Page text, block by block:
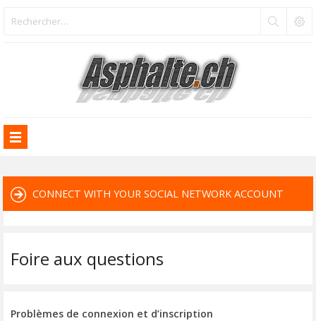
CONNECT WITH YOUR SOCIAL NETWORK ACCOUNT
Foire aux questions
Problèmes de connexion et d’inscription